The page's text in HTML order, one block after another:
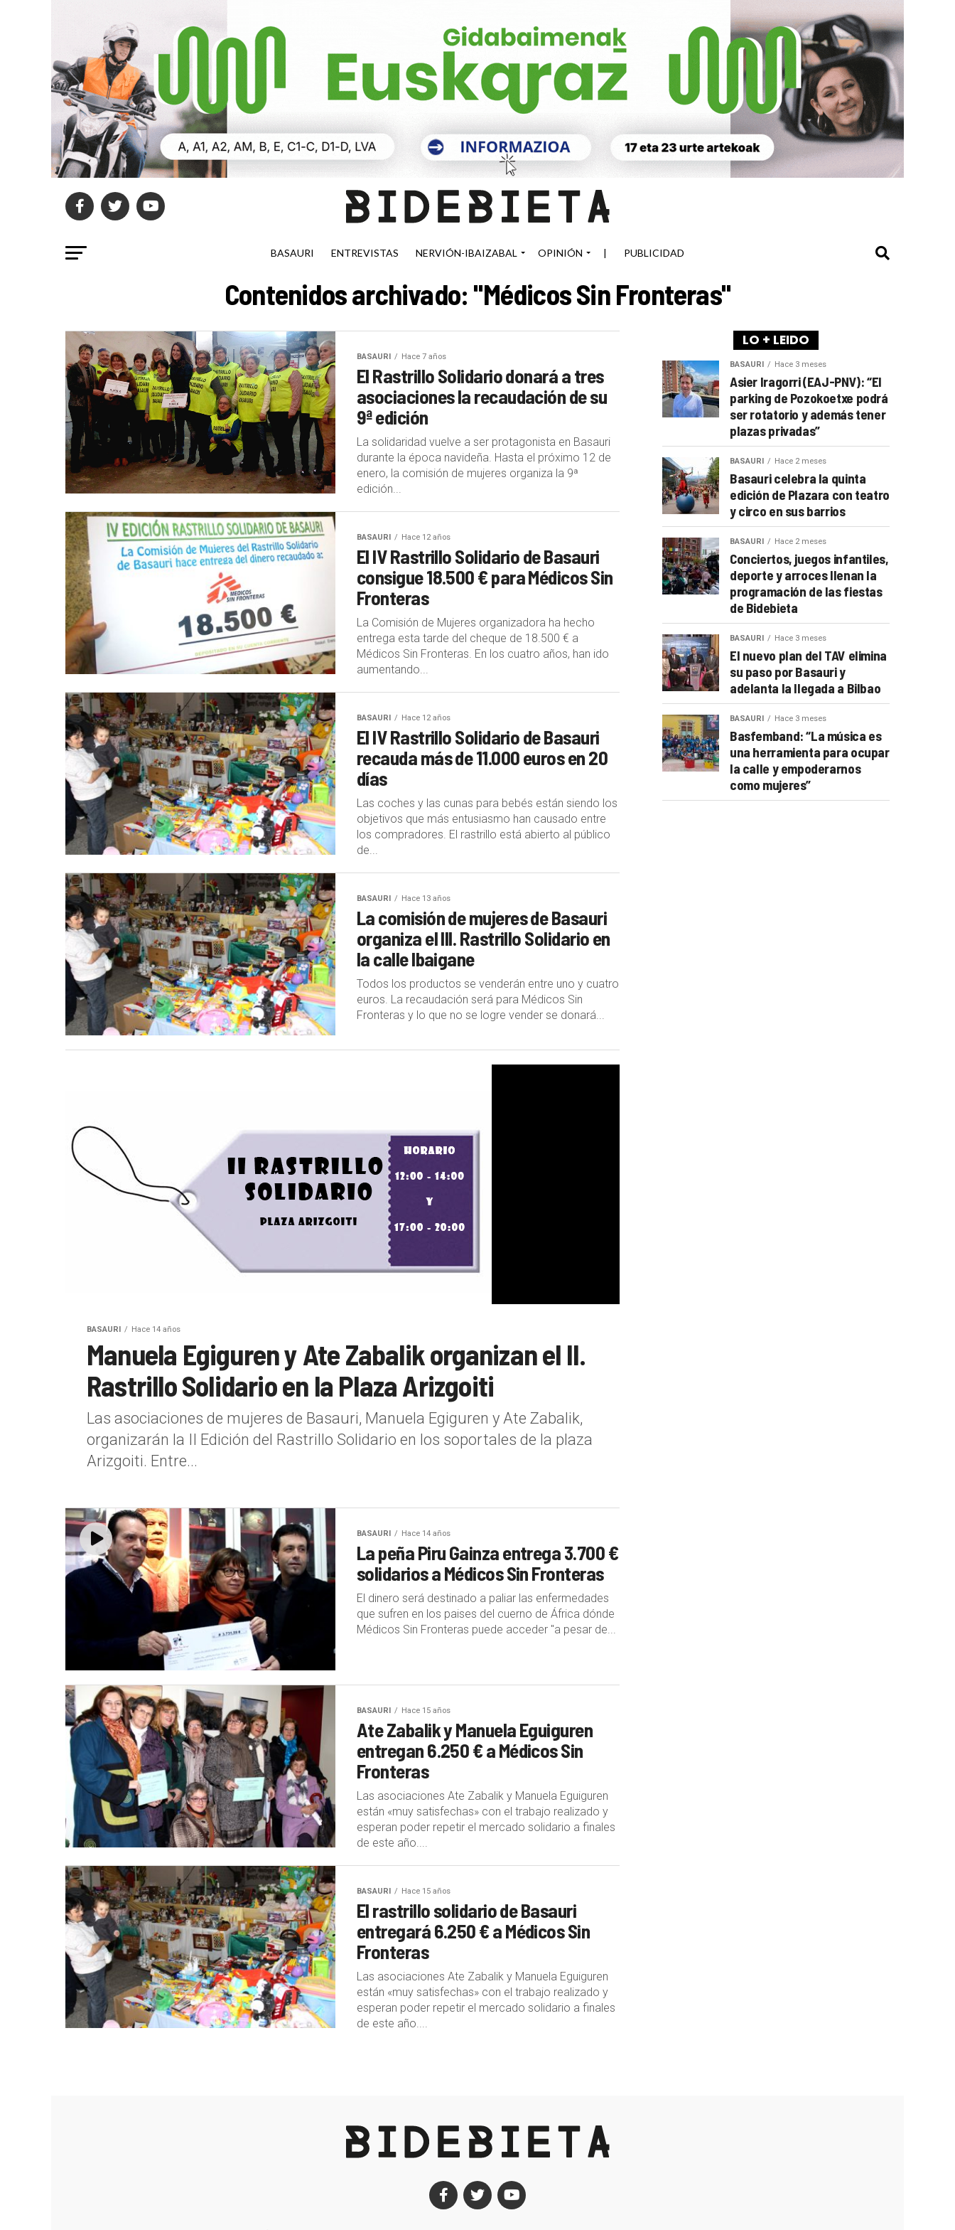
BASAURI ENTREVISTAS NERVIÓN-IBAIZABAL OPINIÓN | PUBLICIDAD
Contenidos archivado: "Médicos Sin Fronteras"
BASAURI Hace 7 años
El Rastrillo Solidario donará a tres
asociaciones la recaudación de su
9ª edición
La solidaridad vuelve a ser protagonista en Basauri
durante la época navideña. Hasta el próximo 12 de
enero, la comisión de mujeres organiza la 9ª
edición...
BASAURI Hace 12 años
El IV Rastrillo Solidario de Basauri
consigue 18.500 € para Médicos Sin
Fronteras
La Comisión de Mujeres organizadora ha hecho
entrega esta tarde del cheque de 18.500 € a
Médicos Sin Fronteras. En los cuatro años, han ido
aumentando...
BASAURI Hace 12 años
El IV Rastrillo Solidario de Basauri
recauda más de 11.000 euros en 20
días
Las coches y las cunas para bebés están siendo los
objetivos que más entusiasmo han causado entre
los compradores. El rastrillo está abierto al público
de...
BASAURI Hace 13 años
La comisión de mujeres de Basauri
organiza el III. Rastrillo Solidario en
la calle Ibaigane
Todos los productos se venderán entre uno y cuatro
euros. La recaudación será para Médicos Sin
Fronteras y lo que no se logre vender se donará...
BASAURI Hace 14 años
Manuela Egiguren y Ate Zabalik organizan el II.
Rastrillo Solidario en la Plaza Arizgoiti
Las asociaciones de mujeres de Basauri, Manuela Egiguren y Ate Zabalik,
organizarán la II Edición del Rastrillo Solidario en los soportales de la plaza
Arizgoiti. Entre...
BASAURI Hace 14 años
La peña Piru Gainza entrega 3.700 €
solidarios a Médicos Sin Fronteras
El dinero será destinado a paliar las enfermedades
que sufren en los paises del cuerno de África dónde
Médicos Sin Fronteras puede acceder "a pesar de...
BASAURI Hace 15 años
Ate Zabalik y Manuela Eguiguren
entregan 6.250 € a Médicos Sin
Fronteras
Las asociaciones Ate Zabalik y Manuela Eguiguren
están «muy satisfechas» con el trabajo realizado y
esperan poder repetir el mercado solidario a finales
de este año....
BASAURI Hace 15 años
El rastrillo solidario de Basauri
entregará 6.250 € a Médicos Sin
Fronteras
Las asociaciones Ate Zabalik y Manuela Eguiguren
están «muy satisfechas» con el trabajo realizado y
esperan poder repetir el mercado solidario a finales
de este año....
LO + LEIDO
BASAURI Hace 3 meses
Asier Iragorri (EAJ-PNV): “El
parking de Pozokoetxe podrá
ser rotatorio y además tener
plazas privadas”
BASAURI Hace 2 meses
Basauri celebra la quinta
edición de Plazara con teatro
y circo en sus barrios
BASAURI Hace 2 meses
Conciertos, juegos infantiles,
deporte y arroces llenan la
programación de las fiestas
de Bidebieta
BASAURI Hace 3 meses
El nuevo plan del TAV elimina
su paso por Basauri y
adelanta la llegada a Bilbao
BASAURI Hace 3 meses
Basfemband: “La música es
una herramienta para ocupar
la calle y empoderarnos
como mujeres”